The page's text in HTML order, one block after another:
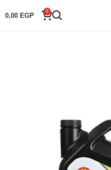
0
0,00 EGP